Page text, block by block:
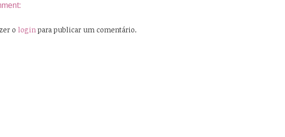
o login para publicar um comentário.